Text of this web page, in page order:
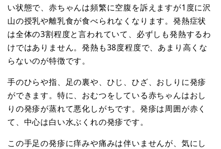
い状態で、赤ちゃんは頻繁に空腹を訴えますが1度に沢
山の授乳や離乳食が食べられなくなります。発熱症状
は全体の3割程度と言われていて、必ずしも発熱するわ
けではありません。発熱も38度程度で、あまり高くな
らないのが特徴です。
手のひらや指、足の裏や、ひじ、ひざ、おしりに発疹
ができます。特に、おむつをしている赤ちゃんはおし
りの発疹が蒸れて悪化しがちです。発疹は周囲が赤く
て、中心は白い水ぶくれの発疹です。
この手足の発疹に痒みや痛みは伴いませんが、気にし